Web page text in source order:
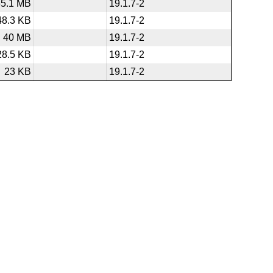
MB
19.1.7-2
KB
19.1.7-2
40 MB
19.1.7-2
KB
19.1.7-2
23 KB
19.1.7-2